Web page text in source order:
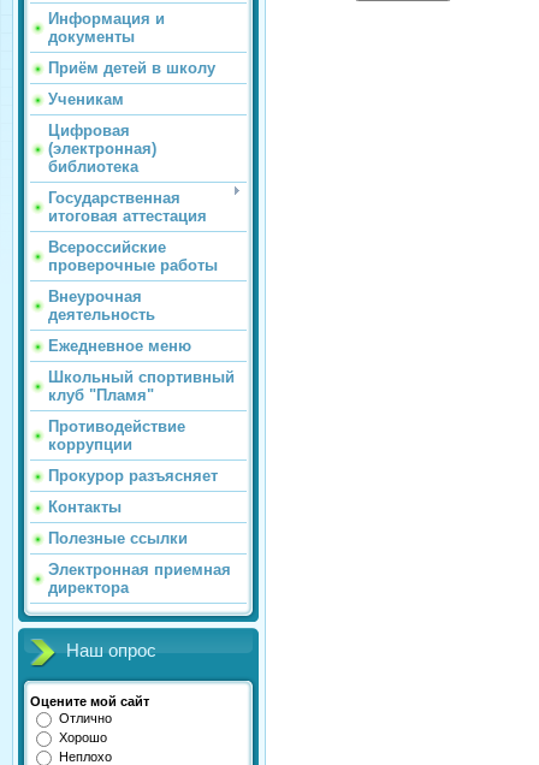
Информация и
документы
Приём детей в школу
Ученикам
Цифровая
(электронная)
библиотека
Государственная
итоговая аттестация
Всероссийские
проверочные работы
Внеурочная
деятельность
Ежедневное меню
Школьный спортивный
клуб "Пламя"
Противодействие
коррупции
Прокурор разъясняет
Контакты
Полезные ссылки
Электронная приемная
директора
Наш опрос
Оцените мой сайт
Отлично
Хорошо
Неплохо